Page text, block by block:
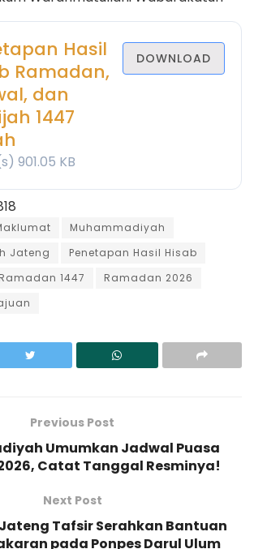
Hasil
Ramadan,
dan
1447
901.05 KB
DOWNLOAD
Muhammadiyah
Jateng
Penetapan Hasil Hisab
Ramadan 1447
Ramadan 2026
Previous Post
Umumkan Jadwal Puasa
Catat Tanggal Resminya!
Next Post
Tafsir Serahkan Bantuan
pada Ponpes Darul Ulum